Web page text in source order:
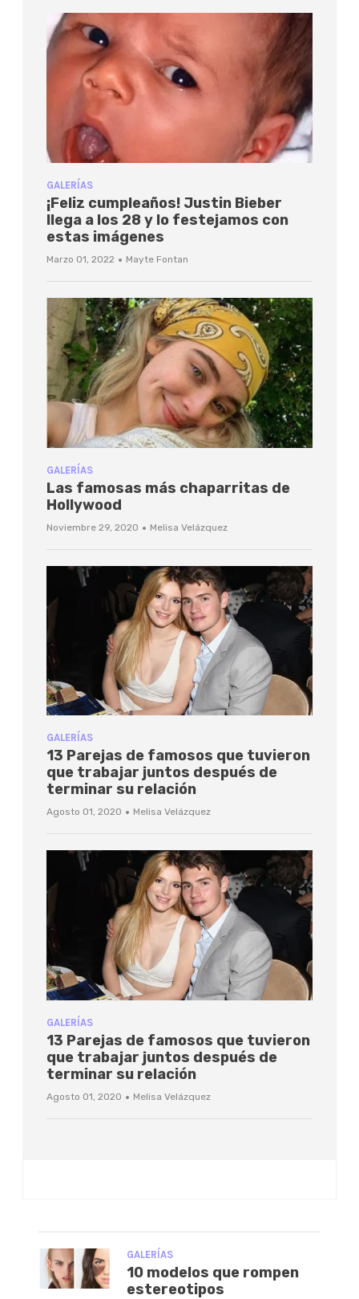
GALERÍAS
¡Feliz cumpleaños! Justin Bieber
llega a los 28 y lo festejamos con
estas imágenes
Marzo 01, 2022 · Mayte Fontan
GALERÍAS
Las famosas más chaparritas de
Hollywood
Noviembre 29, 2020 · Melisa Velázquez
GALERÍAS
13 Parejas de famosos que tuvieron
que trabajar juntos después de
terminar su relación
Agosto 01, 2020 · Melisa Velázquez
GALERÍAS
13 Parejas de famosos que tuvieron
que trabajar juntos después de
terminar su relación
Agosto 01, 2020 · Melisa Velázquez
GALERÍAS
10 modelos que rompen
estereotipos